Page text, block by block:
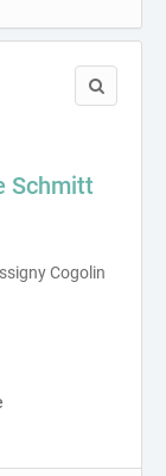
Schmitt
Cogolin